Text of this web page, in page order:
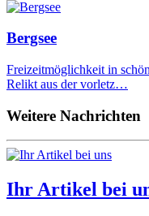
Bergsee
Freizeitmöglichkeit in
Relikt aus der vorletz…
Weitere Nachrichten
Ihr Artikel bei